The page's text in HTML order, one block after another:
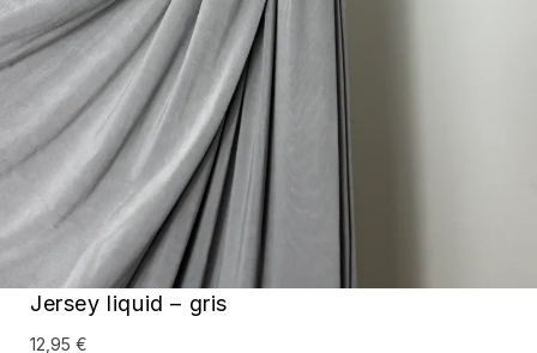
Jersey liquid – gris
12,95 €